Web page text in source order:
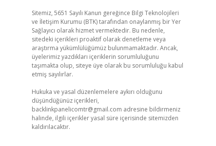
Sitemiz, 5651 Sayılı Kanun gereğince Bilgi Teknolojileri
ve İletişim Kurumu (BTK) tarafından onaylanmış bir Yer
Sağlayıcı olarak hizmet vermektedir. Bu nedenle,
sitedeki içerikleri proaktif olarak denetleme veya
araştırma yükümlülüğümüz bulunmamaktadır. Ancak,
üyelerimiz yazdıkları içeriklerin sorumluluğunu
taşımakta olup, siteye üye olarak bu sorumluluğu kabul
etmiş sayılırlar.
Hukuka ve yasal düzenlemelere aykırı olduğunu
düşündüğünüz içerikleri,
backlinkpanelicomtr@gmail.com adresine bildirmeniz
halinde, ilgili içerikler yasal süre içerisinde sitemizden
kaldırılacaktır.